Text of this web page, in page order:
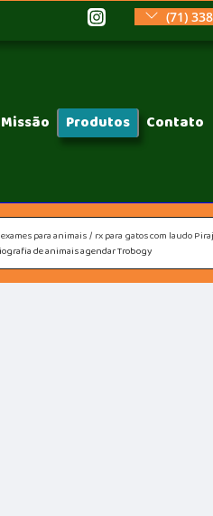
(71)
Missão Produtos Contato
exames para animais rx para gatos com laudo
de animais agendar Trobogy